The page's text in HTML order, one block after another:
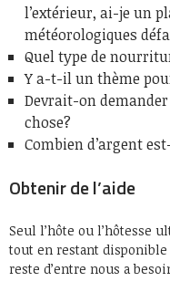
l’extérieur, ai-je un
météorologiques
Quel type de
Y a-t-il un thème
Devrait-on
chose?
Combien d’argent
Obtenir de l’aide
Seul l’hôte ou l’hôtesse
tout en restant disponible
reste d’entre nous a